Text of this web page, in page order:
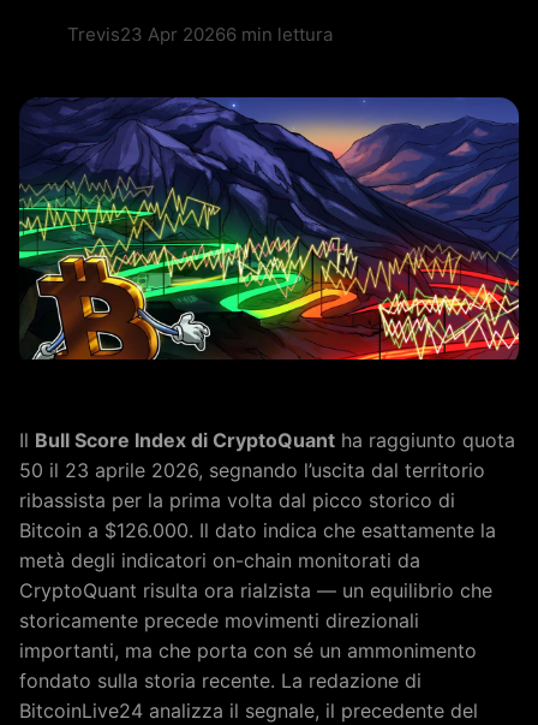
Trevis23 Apr 20266 min lettura
Il Bull Score Index di CryptoQuant ha raggiunto quota
50 il 23 aprile 2026, segnando l’uscita dal territorio
ribassista per la prima volta dal picco storico di
Bitcoin a $126.000. Il dato indica che esattamente la
metà degli indicatori on-chain monitorati da
CryptoQuant risulta ora rialzista — un equilibrio che
storicamente precede movimenti direzionali
importanti, ma che porta con sé un ammonimento
fondato sulla storia recente. La redazione di
BitcoinLive24 analizza il segnale, il precedente del